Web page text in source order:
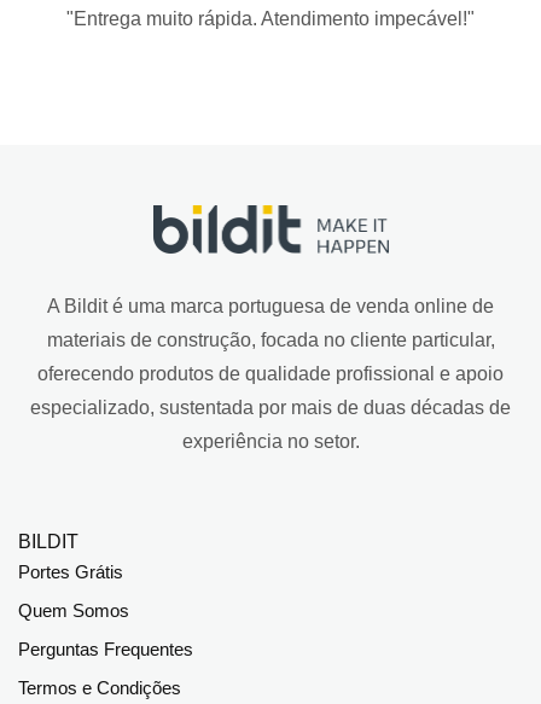
"Entrega muito rápida. Atendimento impecável!"
A Bildit é uma marca portuguesa de venda online de
materiais de construção, focada no cliente particular,
oferecendo produtos de qualidade profissional e apoio
especializado, sustentada por mais de duas décadas de
experiência no setor.
BILDIT
Portes Grátis
Quem Somos
Perguntas Frequentes
Termos e Condições